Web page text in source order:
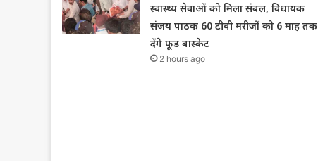
स्वास्थ्य सेवाओं को मिला संबल, विधायक
संजय पाठक 60 टीबी मरीजों को 6 माह तक
देंगे फूड बास्केट
2 hours ago